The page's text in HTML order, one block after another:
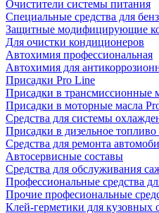
Очистители системы питания
Специальные срeдства для
Защитные модифицирующие
Для очистки кондиционеров
Автохимия профессиональная
Автохимия для
Присадки Pro Line
Присадки в трансмиссионные
Присадки в моторные масла
Средства для системы
Присадки в дизельное
Средства для ремонта
Автосервисные составы
Средства для обслуживания
Профессиональные средства
Прочие професиональные
Клей-герметики для кузовных